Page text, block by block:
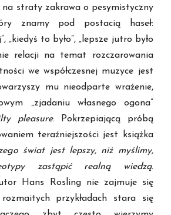
na straty zakrawa o pesymistyczny
znamy pod postacią haseł:
„kiedyś to było”, „lepsze jutro było
relacji na temat rozczarowania
we współczesnej muzyce jest
mu nieodparte wrażenie,
„zjadaniu własnego ogona”
pleasure. Pokrzepiającą próbą
teraźniejszości jest książka
świat jest lepszy, niż myślimy,
zastąpić realną wiedzą.
Hans Rosling nie zajmuje się
przykładach stara się